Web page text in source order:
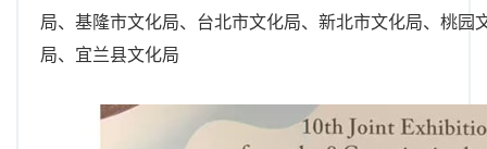
局、基隆市文化局、台北市文化局、新北市文化局、桃园
局、宜兰县文化局